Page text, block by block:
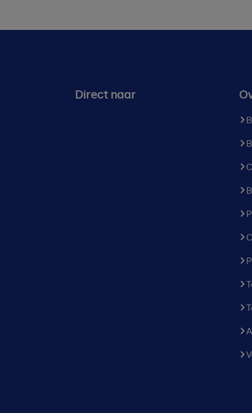
Direct naar